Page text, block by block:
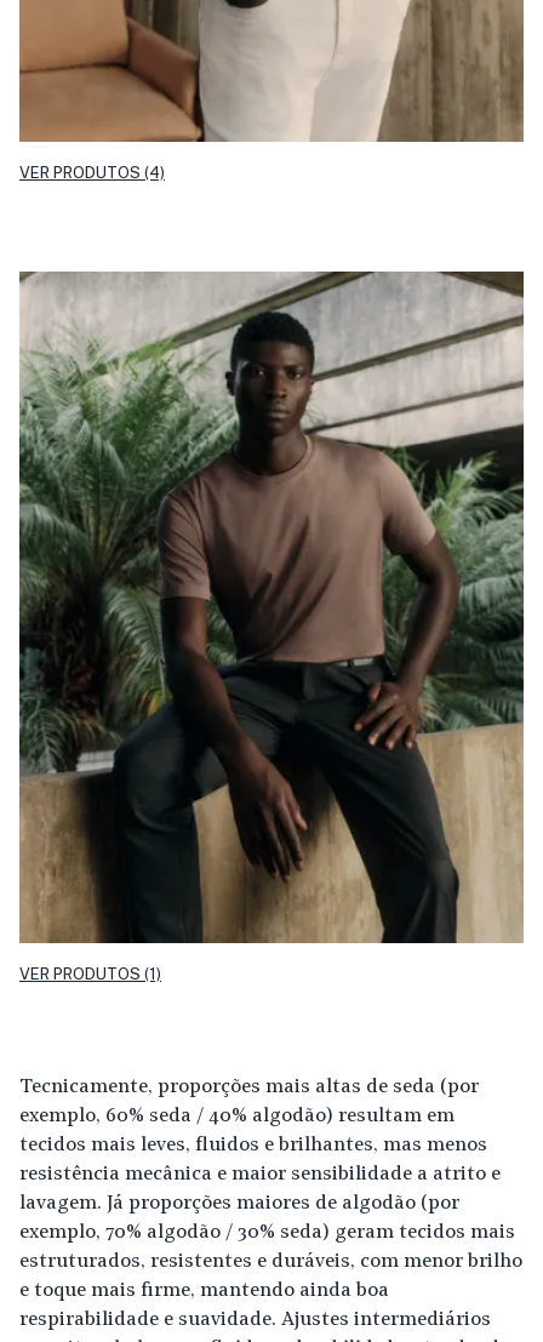
VER PRODUTOS (4)
VER PRODUTOS (1)
Tecnicamente, proporções mais altas de seda (por
exemplo, 60% seda / 40% algodão) resultam em
tecidos mais leves, fluidos e brilhantes, mas menos
resistência mecânica e maior sensibilidade a atrito e
lavagem. Já proporções maiores de algodão (por
exemplo, 70% algodão / 30% seda) geram tecidos mais
estruturados, resistentes e duráveis, com menor brilho
e toque mais firme, mantendo ainda boa
respirabilidade e suavidade. Ajustes intermediários